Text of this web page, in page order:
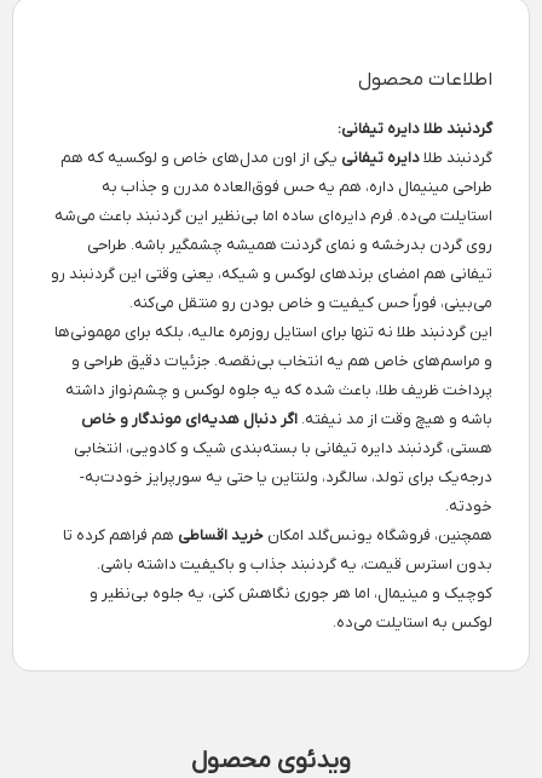
اطلاعات محصول
گردنبند طلا دایره تیفانی:
گردنبند طلادایره تیفانی یکی از اون مدل‌های خاص و لوکسیه که هم
طراحی مینیمال داره، هم یه حس فوق‌العاده مدرن و جذاب به
استایلت می‌ده. فرم دایره‌ای ساده اما بی‌نظیر این گردنبند باعث می‌شه
روی گردن بدرخشه و نمای گردنت همیشه چشمگیر باشه. طراحی
تیفانی هم امضای برندهای لوکس و شیکه، یعنی وقتی این گردنبند رو
می‌بینی، فوراً حس کیفیت و خاص بودن رو منتقل می‌کنه.
این گردنبند طلا نه تنها برای استایل روزمره عالیه، بلکه برای مهمونی‌ها
و مراسم‌های خاص هم یه انتخاب بی‌نقصه. جزئیات دقیق طراحی و
پرداخت ظریف طلا، باعث شده که یه جلوه لوکس و چشم‌نواز داشته
باشه و هیچ وقت از مد نیفته. اگر دنبال هدیه‌ای موندگار و خاص
هستی، گردنبند دایره تیفانی با بسته‌بندی شیک و کادویی، انتخابی
درجه‌یک برای تولد، سالگرد، ولنتاین یا حتی یه سورپرایز خودت‌به-
خودته.
همچنین، فروشگاه یونس‌گلد امکان خرید اقساطی هم فراهم کرده تا
بدون استرس قیمت، یه گردنبند جذاب و باکیفیت داشته باشی.
کوچیک و مینیمال، اما هر جوری نگاهش کنی، یه جلوه بی‌نظیر و
لوکس به استایلت می‌ده.
ویدئوی محصول